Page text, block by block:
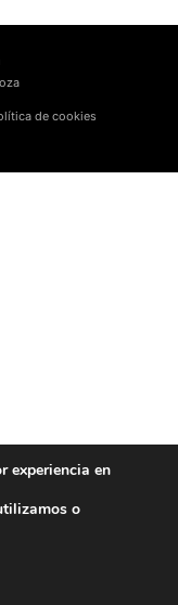
de cookies
experiencia en
o